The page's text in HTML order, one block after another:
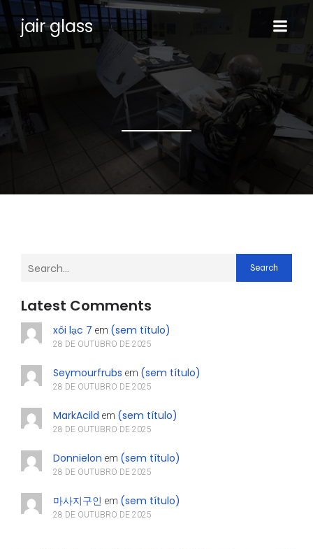
jair glass
Search
Latest Comments
xôi lạc 7 em (sem título)
28 DE OUTUBRO DE 2025
Seymourfrubs em (sem título)
28 DE OUTUBRO DE 2025
MarkAcild em (sem título)
28 DE OUTUBRO DE 2025
Donnielon em (sem título)
28 DE OUTUBRO DE 2025
마사지구인 em (sem título)
28 DE OUTUBRO DE 2025